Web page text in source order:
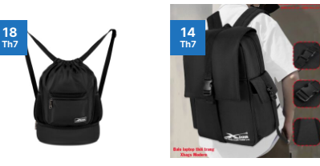
18
Th7
14
Th7